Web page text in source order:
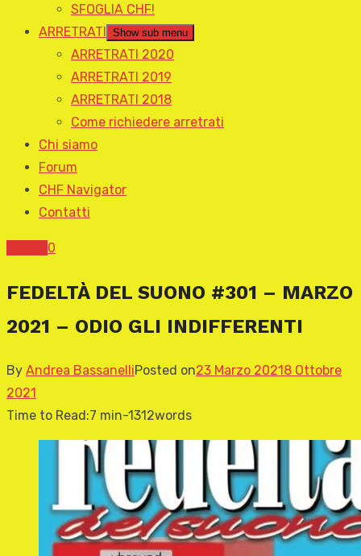
SFOGLIA CHF!
ARRETRATI
Show sub menu
ARRETRATI 2020
ARRETRATI 2019
ARRETRATI 2018
Come richiedere arretrati
Chi siamo
Forum
CHF Navigator
Contatti
0
FEDELTÀ DEL SUONO #301 – MARZO
2021 – ODIO GLI INDIFFERENTI
By Andrea BassanelliPosted on23 Marzo 2021 8 Ottobre
2021
Time to Read:7 min-1312words